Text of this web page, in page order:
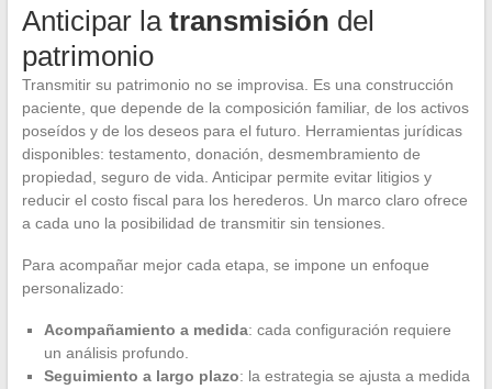
Anticipar la transmisión del
patrimonio
Transmitir su patrimonio no se improvisa. Es una construcción
paciente, que depende de la composición familiar, de los activos
poseídos y de los deseos para el futuro. Herramientas jurídicas
disponibles: testamento, donación, desmembramiento de
propiedad, seguro de vida. Anticipar permite evitar litigios y
reducir el costo fiscal para los herederos. Un marco claro ofrece
a cada uno la posibilidad de transmitir sin tensiones.
Para acompañar mejor cada etapa, se impone un enfoque
personalizado:
Acompañamiento a medida: cada configuración requiere
un análisis profundo.
Seguimiento a largo plazo: la estrategia se ajusta a medida